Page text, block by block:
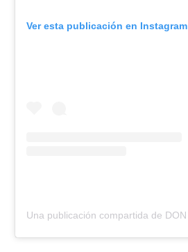
Ver esta publicación en Instagram